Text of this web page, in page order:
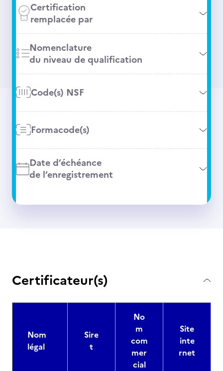
Certification
remplacée par
Nomenclature
du niveau de qualification
Code(s) NSF
Formacode(s)
Date d’échéance
de l’enregistrement
Certificateur(s)
Nom
légal
Sire
t
No
m
com
mer
cial
Site
inte
rnet